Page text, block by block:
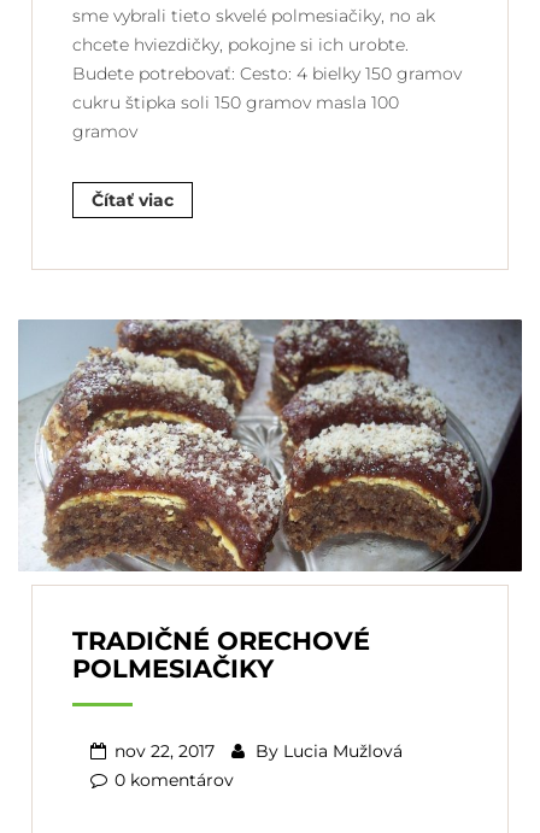
sme vybrali tieto skvelé polmesiačiky, no ak
chcete hviezdičky, pokojne si ich urobte.
Budete potrebovať: Cesto: 4 bielky 150 gramov
cukru štipka soli 150 gramov masla 100
gramov
Čítať viac
TRADIČNÉ ORECHOVÉ
POLMESIAČIKY
nov 22, 2017 By Lucia Mužlová
0 komentárov